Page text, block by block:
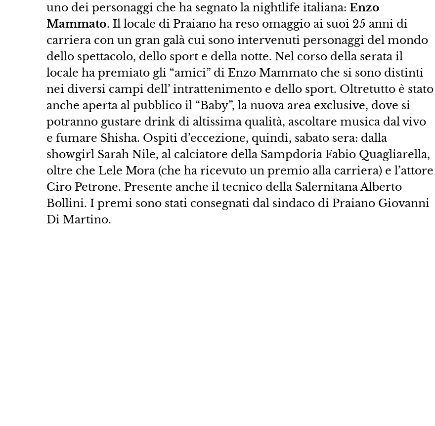
uno dei personaggi che ha segnato la nightlife italiana: Enzo
Mammato. Il locale di Praiano ha reso omaggio ai suoi 25 anni di
carriera con un gran galà cui sono intervenuti personaggi del mondo
dello spettacolo, dello sport e della notte. Nel corso della serata il
locale ha premiato gli “amici” di Enzo Mammato che si sono distinti
nei diversi campi dell’ intrattenimento e dello sport. Oltretutto è stato
anche aperta al pubblico il “Baby”, la nuova area exclusive, dove si
potranno gustare drink di altissima qualità, ascoltare musica dal vivo
e fumare Shisha. Ospiti d’eccezione, quindi, sabato sera: dalla
showgirl Sarah Nile, al calciatore della Sampdoria Fabio Quagliarella,
oltre che Lele Mora (che ha ricevuto un premio alla carriera) e l’attore
Ciro Petrone. Presente anche il tecnico della Salernitana Alberto
Bollini. I premi sono stati consegnati dal sindaco di Praiano Giovanni
Di Martino.